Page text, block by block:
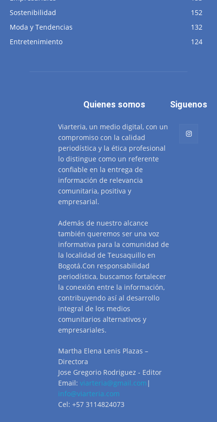
Sostenibilidad
152
Moda y Tendencias
132
Entretenimiento
124
Quienes somos
Viarteria, un medio digital, con un
compromiso con la calidad
periodística y la ética profesional
lo distingue como un referente
confiable en la entrega de
información de relevancia
comunitaria, positiva y
empresarial.
Además de nuestro alcance
también queremos ser una voz
informativa para la comunidad de
la localidad de Teusaquillo en
Bogotá.Con responsabilidad
periodística, buscamos fortalecer
la conexión entre la información,
contribuyendo así al desarrollo
integral de los medios
comunitarios alternativos y
empresariales.
Martha Elena Lenis Plazas –
Directora
Jose Gregorio Rodriguez - Editor
Email: viarteria@gmail.com |
info@viarteria.com
Cel: +57 3114824073
Siguenos